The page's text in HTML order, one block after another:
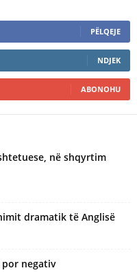
PËLQEJE
NDJEK
ABONOHU
në shqyrtim
dramatik të Anglisë
negativ